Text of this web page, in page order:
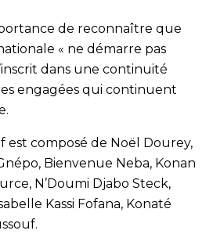
de reconnaître que
« ne démarre pas
dans une continuité
engagées qui continuent
est composé de Noël Dourey,
Bienvenue Neba, Konan
N’Doumi Djabo Steck,
Kassi Fofana, Konaté